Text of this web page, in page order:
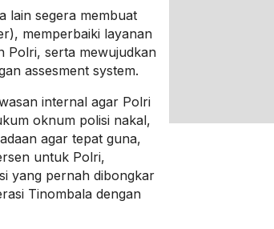
lain segera membuat
memperbaiki layanan
Polri, serta mewujudkan
assesment system.
internal agar Polri
oknum polisi nakal,
agar tepat guna,
untuk Polri,
yang pernah dibongkar
Tinombala dengan